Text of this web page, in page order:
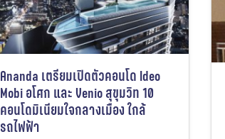
Ananda เตรียมเปิดตัวคอนโด Ideo
Mobi อโศก และ Venio สุขุมวิท 10
คอนโดมิเนียมใจกลางเมือง ใกล้
รถไฟฟ้า